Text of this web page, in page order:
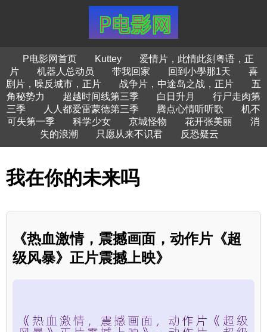
P电影网首页 Kuttey
爱情片，此情此刻粤语，正
片
机器人总动员 带我回家 回到小學那1天
喜
剧片，噪反城市，正片
战争片，中途岛之战，正片
五
角秘势力
超越时间线第三季 白日升月
行尸走肉第
三季
人人都爱雷蒙德第三季 腾点心情听听歌
机不
可失第一季
科学少女 京城怪物 花开张美丽
消
失的浪潮
只愿从来不识君 反恐疑云
我在你的未来吗
《热血激情，震撼画面，动作片《超
级风暴》正片震撼上映》